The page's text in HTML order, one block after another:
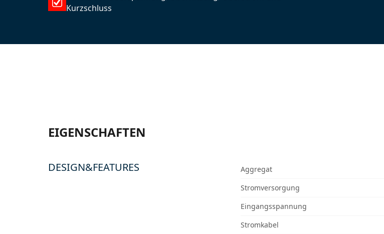
Kurzschluss
EIGENSCHAFTEN
DESIGN&FEATURES Aggregat
Stromversorgung
Eingangsspannung
Stromkabel